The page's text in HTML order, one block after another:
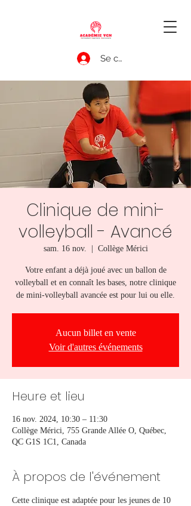
Se connecter
Clinique de mini-
volleyball - Avancé
sam. 16 nov. Collège Mérici
Votre enfant a déjà joué avec un ballon de
volleyball et en connaît les bases, notre clinique
de mini-volleyball avancée est pour lui ou elle.
Aucun billet en vente
Voir d'autres événements
Heure et lieu
16 nov. 2024, 10:30 – 11:30
Collège Mérici, 755 Grande Allée O, Québec,
QC G1S 1C1, Canada
À propos de l'événement
Cette clinique est adaptée pour les jeunes de 10